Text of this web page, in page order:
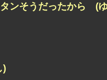
ンそうだったから (
)